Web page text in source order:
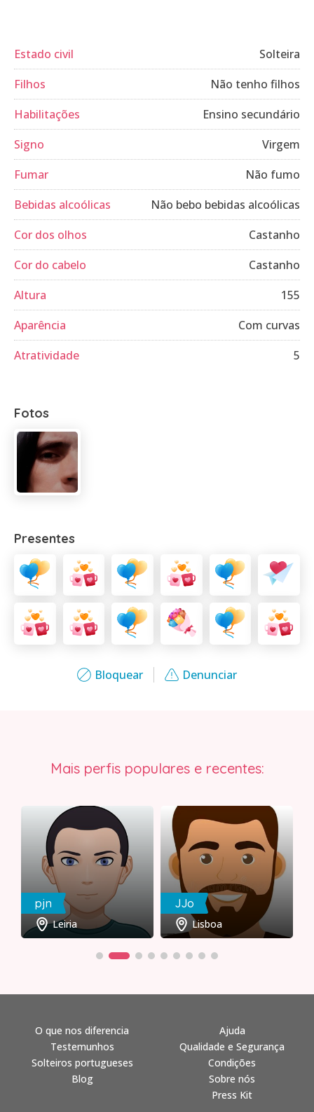
Bloquear Denunciar
Estado civil
Solteira
Filhos
Não tenho filhos
Habilitações
Ensino secundário
Signo
Virgem
Fumar
Não fumo
Bebidas alcoólicas
Não bebo bebidas alcoólicas
Cor dos olhos
Castanho
Cor do cabelo
Castanho
Altura
155
Aparência
Com curvas
Atratividade
5
Fotos
Presentes
Mais perfis populares e recentes:
pjn
Leiria
JJo
Lisboa
O que nos diferencia
Testemunhos
Solteiros portugueses
Blog
Ajuda
Qualidade e Segurança
Condições
Sobre nós
Press Kit